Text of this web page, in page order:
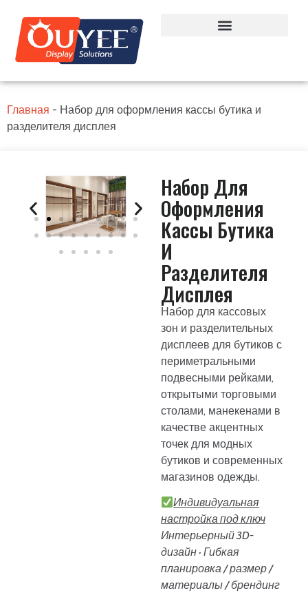
Главная - Набор для оформления кассы бутика и
разделителя дисплея
Набор Для
Оформления
Кассы Бутика
И
Разделителя
Дисплея
Набор для кассовых
зон и разделительных
дисплеев для бутиков с
периметральными
подвесными рейками,
открытыми торговыми
столами, манекенами в
качестве акцентных
точек для модных
бутиков и современных
магазинов одежды.
Индивидуальная
настройка под ключ
Интерьерный 3D-
дизайн · Гибкая
планировка / размер /
материалы / брендинг